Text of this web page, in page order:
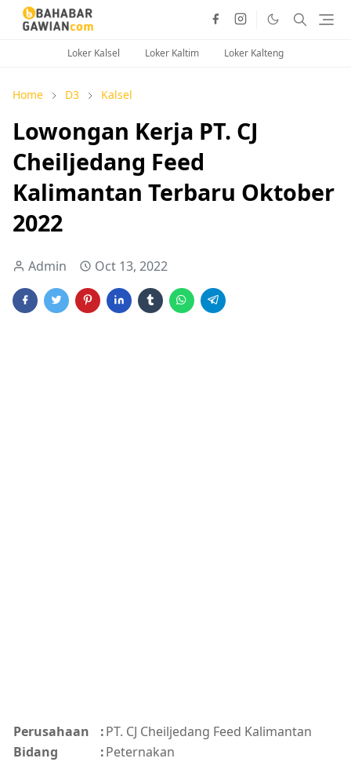
Loker Kalsel Loker Kaltim Loker Kalteng
Home D3 Kalsel
Lowongan Kerja PT. CJ
Cheiljedang Feed
Kalimantan Terbaru Oktober
2022
Admin Oct 13, 2022
Perusahaan :PT. CJ Cheiljedang Feed Kalimantan
Bidang
:Peternakan